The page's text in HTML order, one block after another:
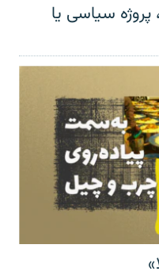
پروژه سیاسی یا